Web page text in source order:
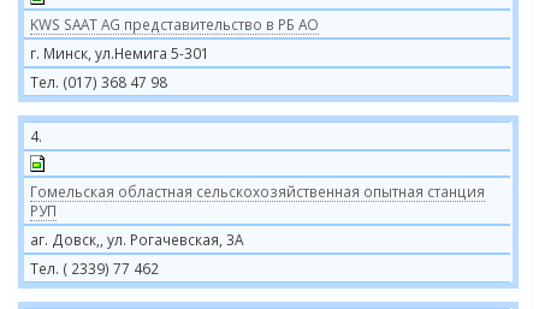
KWS SAAT AG представительство в РБ АО
г. Минск, ул.Немига 5-301
Тел. (017) 368 47 98
4.
Гомельская областная сельскохозяйственная опытная станция
РУП
аг. Довск,, ул. Рогачевская, 3А
Тел. ( 2339) 77 462